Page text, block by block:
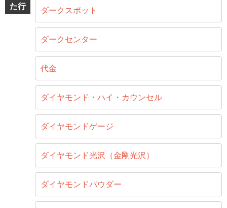
た行 ダークスポット
ダークセンター
代金
ダイヤモンド・ハイ・カウンセル
ダイヤモンドゲージ
ダイヤモンド光沢（金剛光沢）
ダイヤモンドパウダー